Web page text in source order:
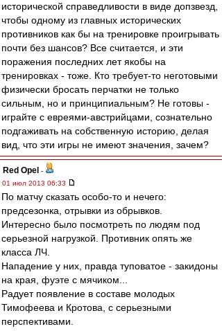
исторической справедливости в виде допзвезд,
чтобы одному из главных исторических
противников как бы на тренировке проигрывать
почти без шансов? Все считается, и эти
поражения последних лет якобы на
тренировках - тоже. Кто требует-то неготовыми
физически бросать перчатки не только
сильным, но и принципиальным? Не готовы -
играйте с евреями-австрийцами, сознательно
подгаживать на собственную историю, делая
вид, что эти игры не имеют значения, зачем?
Red Opel -
01 июл 2013 06:33
По матчу сказать особо-то и нечего:
предсезонка, отрывки из обрывков.
Интересно было посмотреть по людям под
серьезной нагрузкой. Противник опять же
класса ЛЧ.
Нападение у них, правда туповатое - закидоны
на края, фуэте с мячиком...
Радует появление в составе молодых
Тимофеева и Кротова, с серьезными
перспективами.